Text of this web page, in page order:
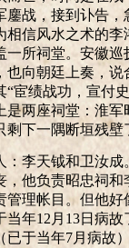
鏖战，接到讣告
相信风水之术的
一所祠堂。安徽
也向朝廷上奏，
“宦绩战功，宣付
是两座祠堂：淮
剩下一隅断垣残壁
：李天钺和卫汝
，他负责昭忠祠
管理帐目。但他
年12月13日病
于当年7月病故